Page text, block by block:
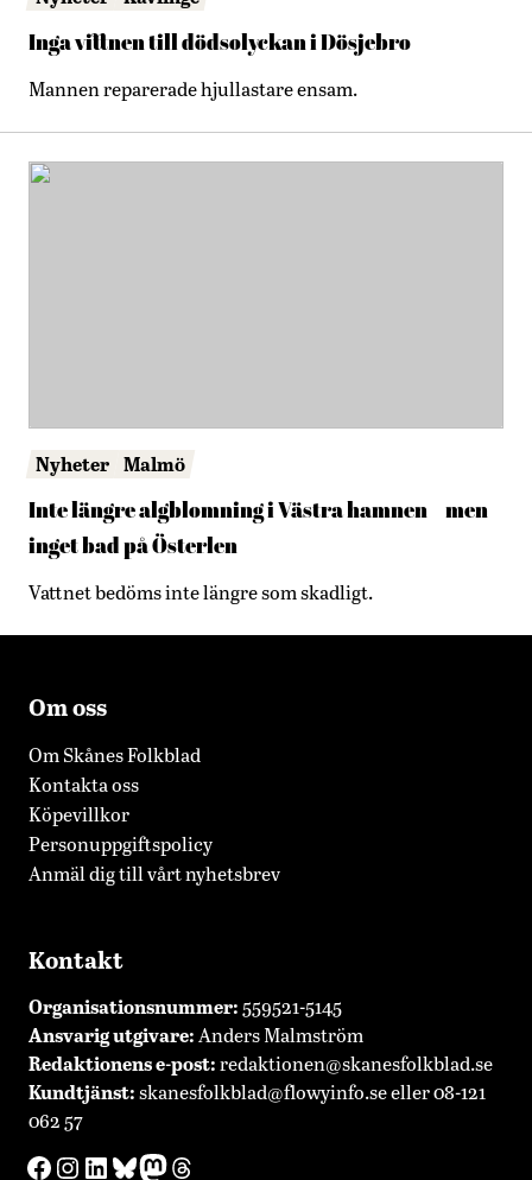
Inga vittnen till dödsolyckan i Dösjebro
Mannen reparerade hjullastare ensam.
Nyheter Malmö
Inte längre algblomning i Västra hamnen – men
inget bad på Österlen
Vattnet bedöms inte längre som skadligt.
Om oss
Om Skånes Folkblad
Kontakta oss
Köpevillkor
Personuppgiftspolicy
Anmäl dig till vårt nyhetsbrev
Kontakt
Organisationsnummer: 559521-5145
Ansvarig utgivare: Anders Malmström
Redaktionense-post:redaktionen@skanesfolkblad.se
Kundtjänst:skanesfolkblad@flowyinfo.seeller 08-121
062 57
Facebook
Instagram
LinkedIn
Bluesky
Mastodon
Threads